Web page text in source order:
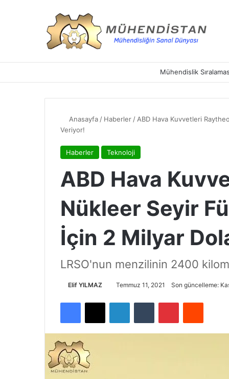
Mühendislik
Anasayfa / Haberler / ABD Hava Kuvvetleri
Veriyor!
Haberler Teknoloji
ABD Hava
Nükleer Seyir
İçin 2 Milyar
LRSO'nun menzilinin 2400
Elif YILMAZ Temmuz 11, 2021 Son güncelleme:
Facebook
X LinkedInTumblr PinterestReddit